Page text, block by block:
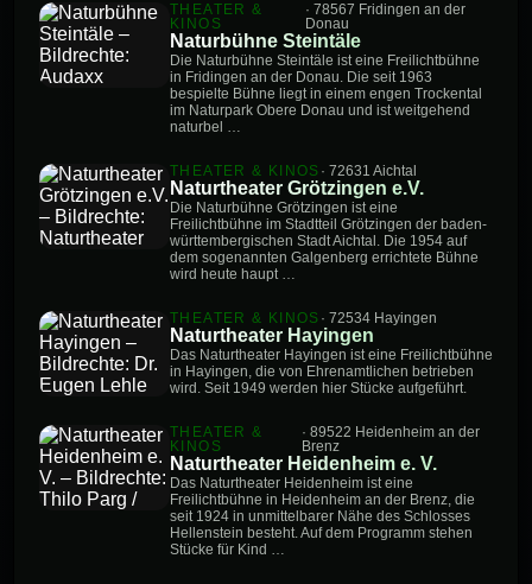
THEATER &
KINOS
· 78567 Fridingen an der
Donau
Naturbühne Steintäle
Die Naturbühne Steintäle ist eine Freilichtbühne
in Fridingen an der Donau. Die seit 1963
bespielte Bühne liegt in einem engen Trockental
im Naturpark Obere Donau und ist weitgehend
naturbel …
THEATER & KINOS · 72631 Aichtal
Naturtheater Grötzingen e.V.
Die Naturbühne Grötzingen ist eine
Freilichtbühne im Stadtteil Grötzingen der baden-
württembergischen Stadt Aichtal. Die 1954 auf
dem sogenannten Galgenberg errichtete Bühne
wird heute haupt …
THEATER & KINOS · 72534 Hayingen
Naturtheater Hayingen
Das Naturtheater Hayingen ist eine Freilichtbühne
in Hayingen, die von Ehrenamtlichen betrieben
wird. Seit 1949 werden hier Stücke aufgeführt.
THEATER &
KINOS
· 89522 Heidenheim an der
Brenz
Naturtheater Heidenheim e. V.
Das Naturtheater Heidenheim ist eine
Freilichtbühne in Heidenheim an der Brenz, die
seit 1924 in unmittelbarer Nähe des Schlosses
Hellenstein besteht. Auf dem Programm stehen
Stücke für Kind …